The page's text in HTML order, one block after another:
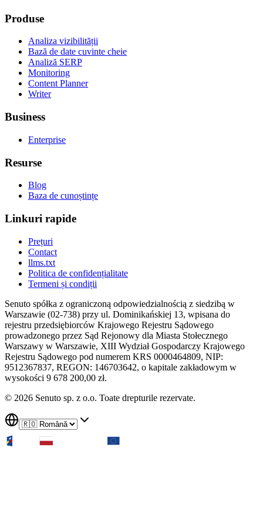
Produse
Analiza vizibilității
Bază de date cuvinte cheie
Analiză SERP
Monitoring
Content Planner
Writer
Business
Enterprise
Resurse
Blog
Baza de cunoștințe
Linkuri rapide
Prețuri
Contact
llms.txt
Politica de confidențialitate
Termeni și condiții
Senuto spółka z ograniczoną odpowiedzialnością z siedzibą w
Warszawie (02-738) przy ul. Dominikańskiej 13, wpisana do
rejestru przedsiębiorców Krajowego Rejestru Sądowego
prowadzonego przez Sąd Rejonowy dla Miasta Stołecznego
Warszawy w Warszawie, XIII Wydział Gospodarczy Krajowego
Rejestru Sądowego pod numerem KRS 0000464809, NIP:
9512367837, REGON: 146703642, o kapitale zakładowym w
wysokości 9 678 200,00 zł.
© 2026 Senuto sp. z o.o. Toate drepturile rezervate.